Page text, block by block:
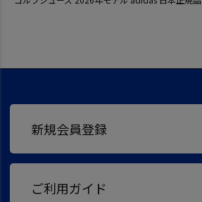
新規会員登録
ご利用ガイド